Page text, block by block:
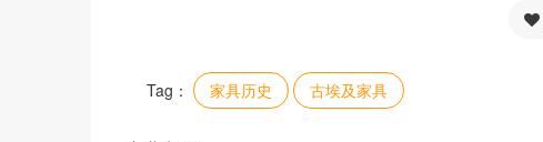
Tag： 家具历史 古埃及家具